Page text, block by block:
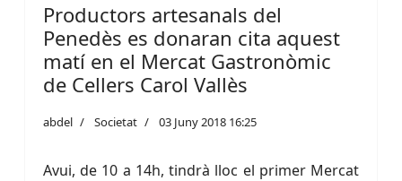
Productors artesanals del
Penedès es donaran cita aquest
matí en el Mercat Gastronòmic
de Cellers Carol Vallès
abdel Societat 03 Juny 2018 16:25
Avui, de 10 a 14h, tindrà lloc el primer Mercat